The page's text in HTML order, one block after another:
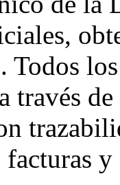
Todos
través
y